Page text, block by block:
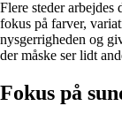
Flere steder arbejdes
fokus på farver,
nysgerrigheden og
der måske ser lidt
Fokus på